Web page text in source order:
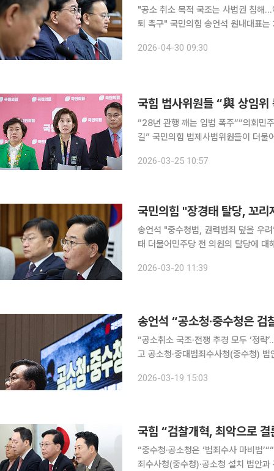
"공소 취소 목적 국조는 사법권 침해
퇴 촉구" 국민의힘 송언석 원내대표는 30일 최근 종료된 국정조사 특위에 대해 "이재명 유죄 입증
사법부 권한을 침해한 명백한 위헌이
2026-04-30 09:30
“28년 관행 깨는 입법 폭주““의회민
길” 국민의힘 법제사법위원들이 더불어민주당의 상임위원장 독식 움직임을 강하게 비판하며 법사
기자회견을 열고 “현재 법사위원장
2026-03-25 10:57
국민의힘 "장경태 탈당, 꼬
송언석 "중수청법, 권력범죄 덮을 우려”정점
태 더불어민주당 전 의원의 탈당에
수사심의위원회가 장경태 의원의 성
2026-03-20 11:39
송언석 “공소청·중수청은
“공소취소 국조·전쟁 추경 모두 ‘정략’…개헌 논의는 지
고 공소청·중대범죄수사청(중수청)
에서 “본회의 상정 예정인 공소청·중
2026-03-19 15:03
국힘 “검찰개혁, 최악으로
“중수청·공소청은 ‘범죄수사 마비법’““공시가격
죄수사청(중수청)·공소청 설치 법안